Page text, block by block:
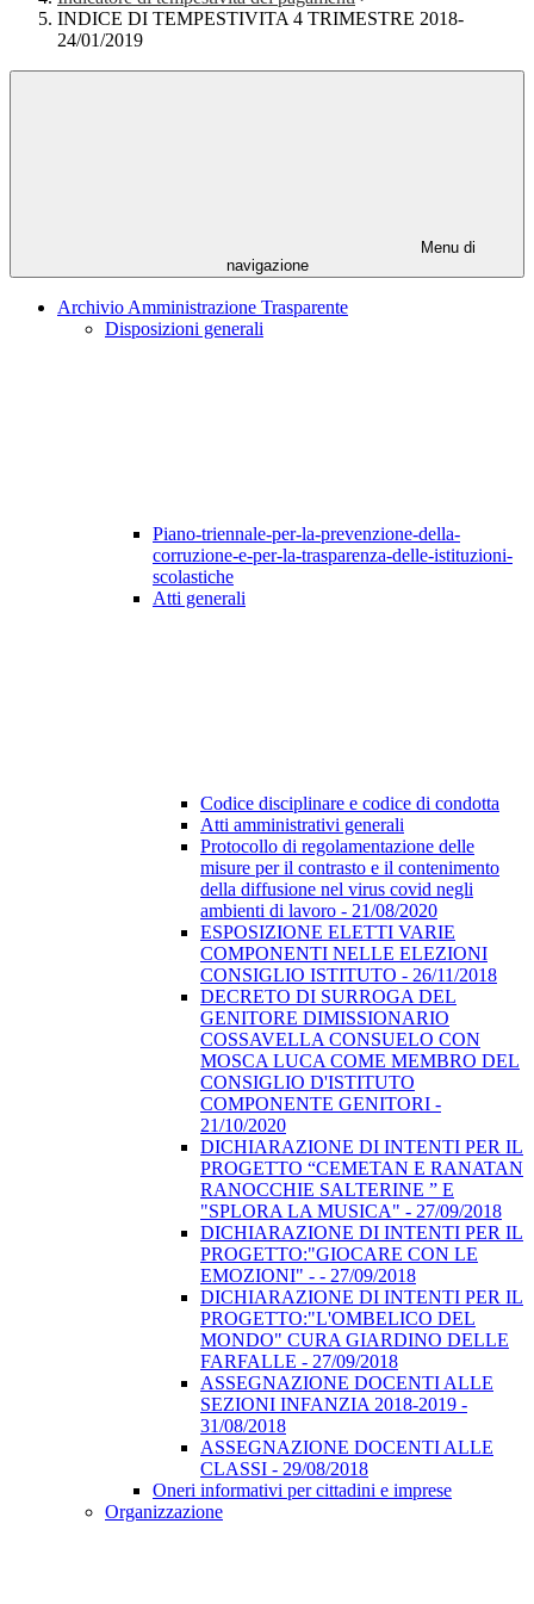
INDICE DI TEMPESTIVITA 4 TRIMESTRE 2018-
24/01/2019
Menu di
navigazione
Archivio Amministrazione Trasparente
Disposizioni generali
Piano-triennale-per-la-prevenzione-della-
corruzione-e-per-la-trasparenza-delle-istituzioni-
scolastiche
Atti generali
Codice disciplinare e codice di condotta
Atti amministrativi generali
Protocollo di regolamentazione delle
misure per il contrasto e il contenimento
della diffusione nel virus covid negli
ambienti di lavoro - 21/08/2020
ESPOSIZIONE ELETTI VARIE
COMPONENTI NELLE ELEZIONI
CONSIGLIO ISTITUTO - 26/11/2018
DECRETO DI SURROGA DEL
GENITORE DIMISSIONARIO
COSSAVELLA CONSUELO CON
MOSCA LUCA COME MEMBRO DEL
CONSIGLIO D'ISTITUTO
COMPONENTE GENITORI -
21/10/2020
DICHIARAZIONE DI INTENTI PER IL
PROGETTO “CEMETAN E RANATAN
RANOCCHIE SALTERINE ” E
"SPLORA LA MUSICA" - 27/09/2018
DICHIARAZIONE DI INTENTI PER IL
PROGETTO:"GIOCARE CON LE
EMOZIONI" - - 27/09/2018
DICHIARAZIONE DI INTENTI PER IL
PROGETTO:"L'OMBELICO DEL
MONDO" CURA GIARDINO DELLE
FARFALLE - 27/09/2018
ASSEGNAZIONE DOCENTI ALLE
SEZIONI INFANZIA 2018-2019 -
31/08/2018
ASSEGNAZIONE DOCENTI ALLE
CLASSI - 29/08/2018
Oneri informativi per cittadini e imprese
Organizzazione